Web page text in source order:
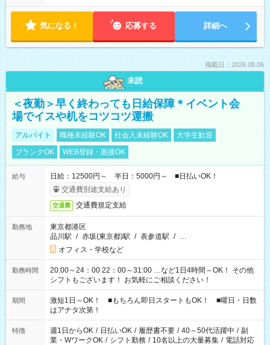
気になる！ 応募する 詳細へ
掲載日：2026.08.06
未読
＜夜勤＞早く終わっても日給保障＊イベント会
場でイスや机をコツコツ運搬
アルバイト 職種未経験OK 社会人未経験OK
大学生歓迎
ブランクOK
WEB登録・面接OK
給与
日給：12500円～ 半日：5000円～ ■日払いOK！
交通費別途支給あり
交通費 交通費規定支給
勤務地
東京都港区
品川駅 / 赤坂(東京都)駅 / 表参道駅 / …
オフィス・学校など
勤務時間
20:00～24：00 22：00～31:00 …など1日4時間～OK！ その他
シフトもございます！ お気軽にご相談ください！
期間
激短1日～OK！ ■もちろん即日スタートもOK！ ■曜日・日数
はアナタ次第！
特徴 週1日からOK / 日払いOK / 履歴書不要 / 40～50代活躍中 / 副
業・WワークOK / シフト勤務 / 10名以上の大量募集 / 電話対応